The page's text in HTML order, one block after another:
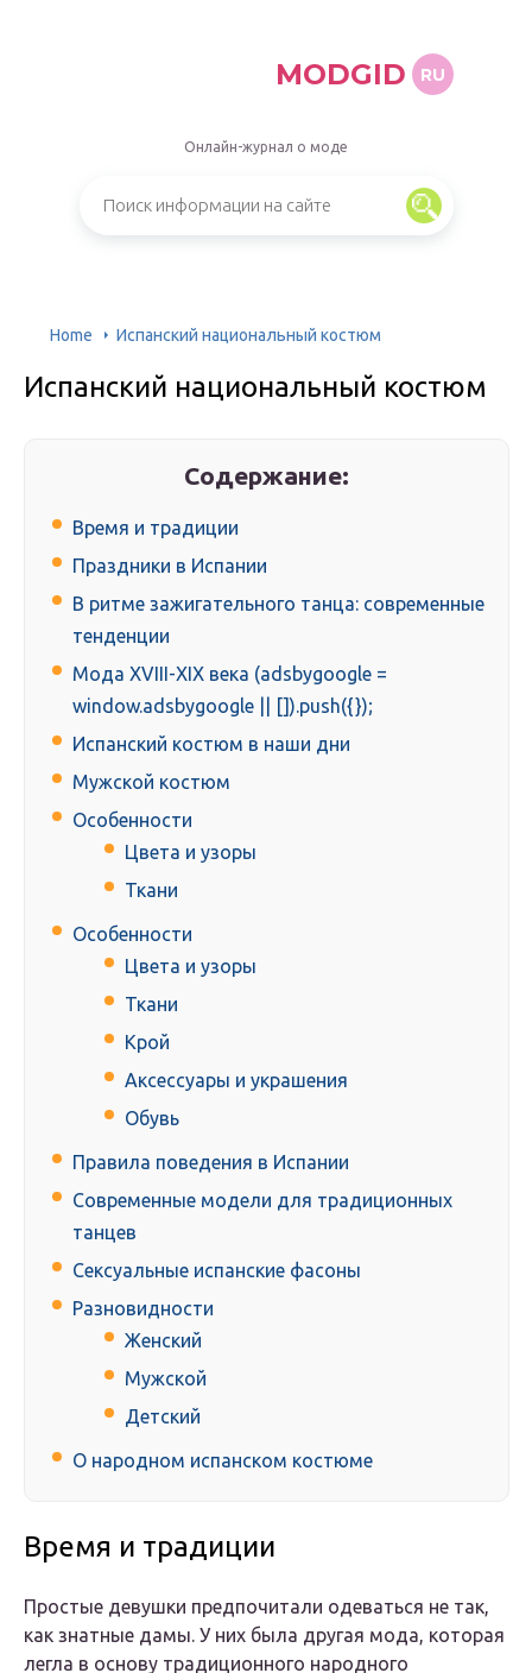
MODGID RU
Онлайн-журнал о моде
Home Испанский национальный костюм
Испанский национальный костюм
Содержание:
Время и традиции
Праздники в Испании
В ритме зажигательного танца: современные
тенденции
Мода XVIII-XIX века (adsbygoogle =
window.adsbygoogle || []).push({});
Испанский костюм в наши дни
Мужской костюм
Особенности
Цвета и узоры
Ткани
Особенности
Цвета и узоры
Ткани
Крой
Аксессуары и украшения
Обувь
Правила поведения в Испании
Современные модели для традиционных
танцев
Сексуальные испанские фасоны
Разновидности
Женский
Мужской
Детский
О народном испанском костюме
Время и традиции
Простые девушки предпочитали одеваться не так,
как знатные дамы. У них была другая мода, которая
легла в основу традиционного народного